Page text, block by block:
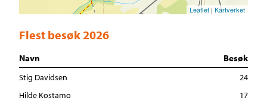
Leaflet | Kartverket
Flest besøk 2026
Navn Besøk
Stig Davidsen
24
Hilde Kostamo
17